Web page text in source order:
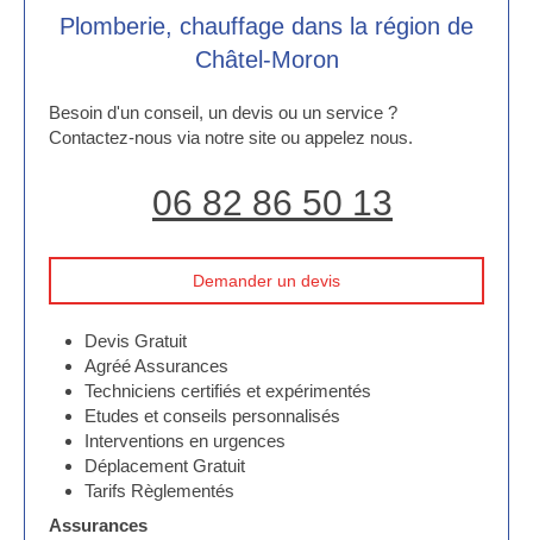
Plomberie, chauffage dans la région de
Châtel-Moron
Besoin d'un conseil, un devis ou un service ?
Contactez-nous via notre site ou appelez nous.
06 82 86 50 13
Demander un devis
Devis Gratuit
Agréé Assurances
Techniciens certifiés et expérimentés
Etudes et conseils personnalisés
Interventions en urgences
Déplacement Gratuit
Tarifs Règlementés
Assurances